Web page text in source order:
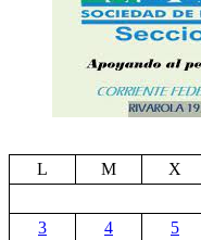
L
M X
3
4 5